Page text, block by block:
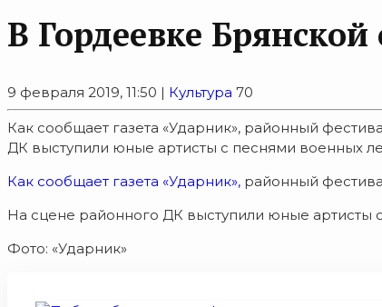
В Гордеевке
9 февраля 2019, 11:50 | Культура 70
Как сообщает газета «Ударник», районный
ДК выступили юные артисты с песнями военных
Как сообщает газета «Ударник», районный
На сцене районного ДК выступили юные артисты
Фото: «Ударник»